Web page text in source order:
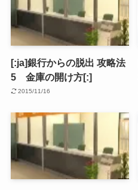
[:ja]銀行からの脱出 攻略法
5 金庫の開け方[:]
2015/11/16